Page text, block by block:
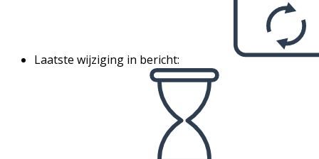
Laatste wijziging in bericht: